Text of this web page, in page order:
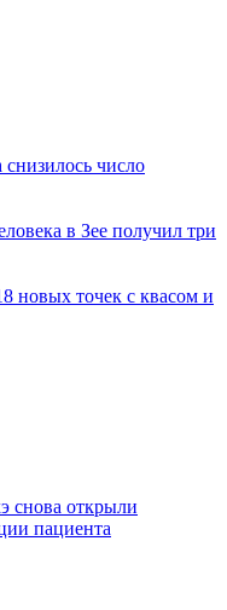
число
в Зее получил три
новых точек с квасом и
снова открыли
пациента